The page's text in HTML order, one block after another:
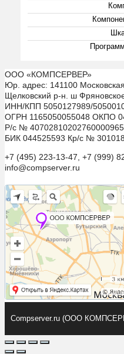
ООО «КОМПСЕРВЕР»
Юр. адрес: 141100
Щелковский р-н. ш
ИНН/КПП 5050127989/
ОГРН 1165050055048 ОКПО
Р/с №
БИК 044525593 Кр/с №
+7 (495) 223-13-47, +7 (999)
info@compserver.ru
Compserver.ru (ООО